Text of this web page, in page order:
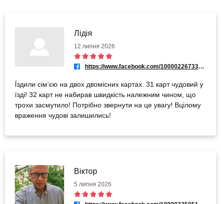
Лідія
12 липня 2026
https://www.facebook.com/100002267334525
Їздили сімʼєю на двох двомісних картах. 31 карт чудовий у
їзді! 32 карт не набирав швидкість належним чином, що
трохи засмутило! Потрібно звернути на це увагу! Вцілому
враження чудові залишились!
Віктор
5 липня 2026